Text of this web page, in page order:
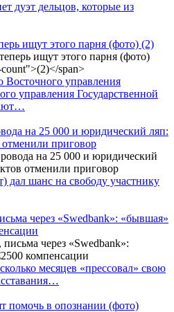
дуэт дельцов, которые из
ищут этого парня (фото) (2)
Восточного управления
управления Государственной
на 25 000 и юридический ляп:
приговор
дал шанс на свободу участнику
через «Swedbank»: «бывшая»
месяцев «прессовал» свою
помочь в опознании (фото)